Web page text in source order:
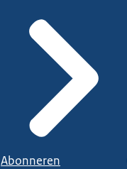
Abonneren